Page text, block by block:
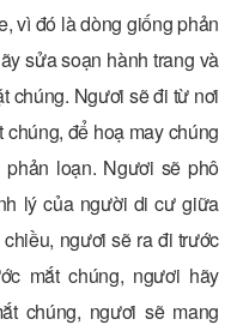
vì đó là dòng giống phản
sửa soạn hành trang và
chúng. Ngươi sẽ đi từ nơi
để hoạ may chúng
loạn. Ngươi sẽ phô
lý của người di cư giữa
ngươi sẽ ra đi trước
mắt chúng, ngươi hãy
chúng, ngươi sẽ mang